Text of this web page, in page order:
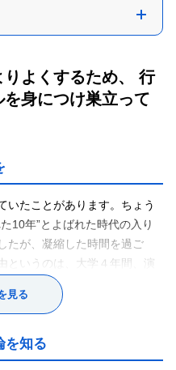
よくするため、 行
身につけ巣立って
いたことがあります。ちょう
10年”とよばれた時代の入り
たが、凝縮した時間を過ご
というのは、大学４年間、演
まともに受けてこなかったこ
て学び直したくなったからで
への道を歩み始めてしまっ
見る
を知る